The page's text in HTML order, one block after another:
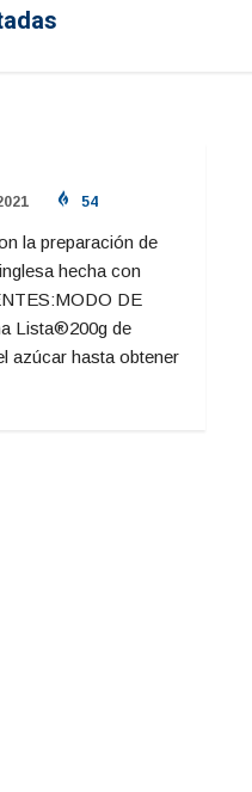
54
la preparación de
hecha con
DE
Lista®200g de
azúcar hasta obtener